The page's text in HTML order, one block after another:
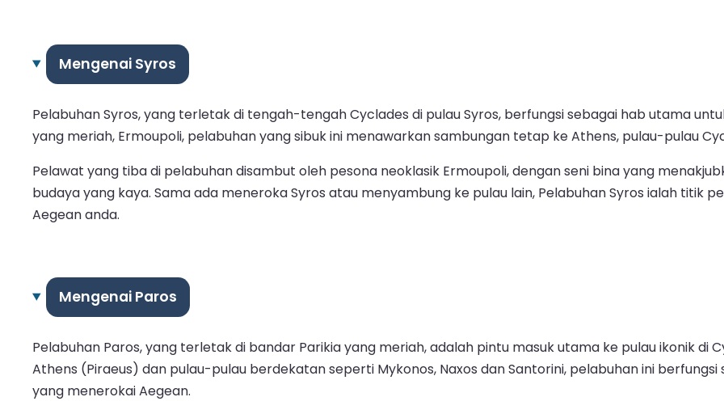
Mengenai Syros
Pelabuhan Syros, yang terletak di tengah-tengah Cyclades di pulau Syros, berfungsi sebagai hab utama
yang meriah, Ermoupoli, pelabuhan yang sibuk ini menawarkan sambungan tetap ke Athens, pulau-pulau
Pelawat yang tiba di pelabuhan disambut oleh pesona neoklasik Ermoupoli, dengan seni bina yang
budaya yang kaya. Sama ada meneroka Syros atau menyambung ke pulau lain, Pelabuhan Syros ialah titik
Aegean anda.
Mengenai Paros
Pelabuhan Paros, yang terletak di bandar Parikia yang meriah, adalah pintu masuk utama ke pulau ikonik di
Athens (Piraeus) dan pulau-pulau berdekatan seperti Mykonos, Naxos dan Santorini, pelabuhan ini
yang menerokai Aegean.